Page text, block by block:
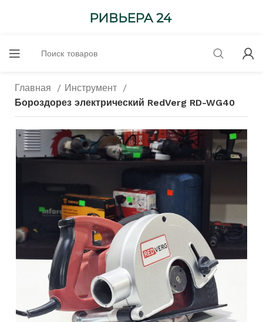
Главная
Инструмент
Бороздорез электрический RedVerg RD-WG40